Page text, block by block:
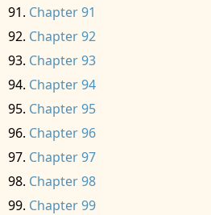
Chapter 91
Chapter 92
Chapter 93
Chapter 94
Chapter 95
Chapter 96
Chapter 97
Chapter 98
Chapter 99